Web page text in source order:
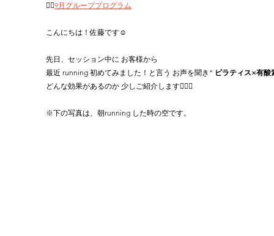
👉🏻9月グループプログラム
こんにちは！佐藤です☺️
先日、セッション中に お客様から
最近 running 初めてみました！と言う お声を聞き“ ピラティス×有酸
どんな効果があるのか 少しご紹介します🏃‍♀️✨️
※下の写真は、朝running した時の空です。